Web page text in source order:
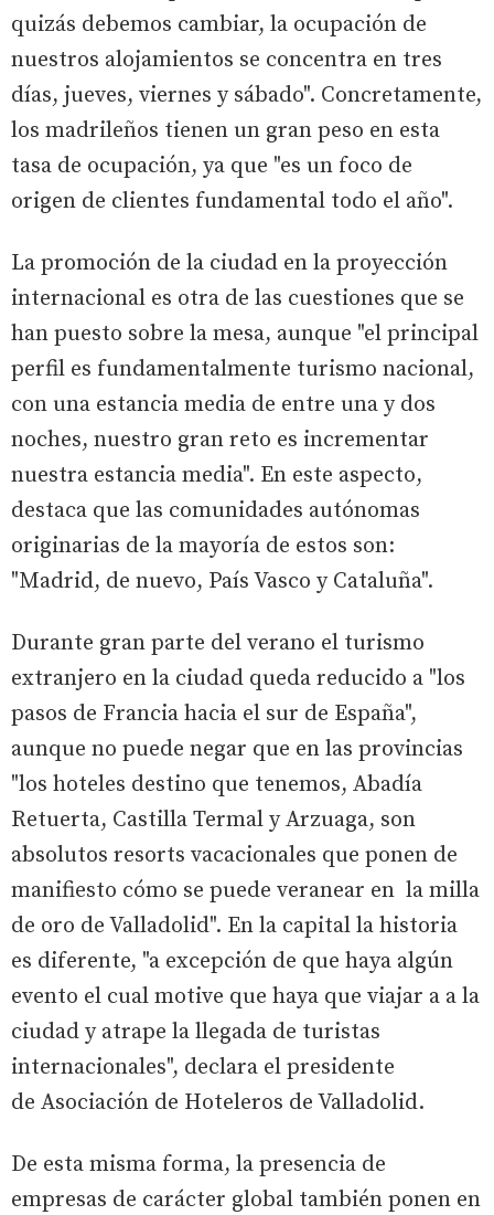
quizás debemos cambiar, la ocupación de
nuestros alojamientos se concentra en tres
días, jueves, viernes y sábado". Concretamente,
los madrileños tienen un gran peso en esta
tasa de ocupación, ya que "es un foco de
origen de clientes fundamental todo el año".
La promoción de la ciudad en la proyección
internacional es otra de las cuestiones que se
han puesto sobre la mesa, aunque "el principal
perfil es fundamentalmente turismo nacional,
con una estancia media de entre una y dos
noches, nuestro gran reto es incrementar
nuestra estancia media". En este aspecto,
destaca que las comunidades autónomas
originarias de la mayoría de estos son:
"Madrid, de nuevo, País Vasco y Cataluña".
Durante gran parte del verano el turismo
extranjero en la ciudad queda reducido a "los
pasos de Francia hacia el sur de España",
aunque no puede negar que en las provincias
"los hoteles destino que tenemos, Abadía
Retuerta, Castilla Termal y Arzuaga, son
absolutos resorts vacacionales que ponen de
manifiesto cómo se puede veranear en la milla
de oro de Valladolid". En la capital la historia
es diferente, "a excepción de que haya algún
evento el cual motive que haya que viajar a a la
ciudad y atrape la llegada de turistas
internacionales", declara el presidente
de Asociación de Hoteleros de Valladolid.
De esta misma forma, la presencia de
empresas de carácter global también ponen en